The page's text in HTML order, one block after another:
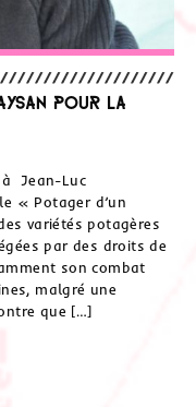
pour la
à Jean-Luc
« Potager d’un
variétés potagères
par des droits de
son combat
malgré une
que […]